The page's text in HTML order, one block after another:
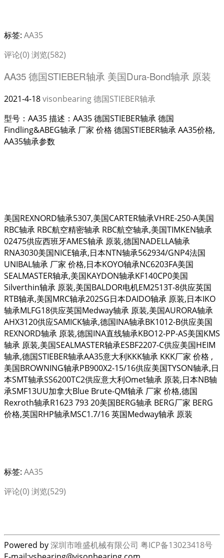
标签: AA35
评论(0) 浏览(582)
AA35 德国STIEBER轴承 美国Dura-Bond轴承 原装
2021-4-18visonbearing德国STIEBER轴承
型号：AA35 描述：AA35 德国STIEBER轴承 德国
Findling&ABEG轴承 厂家 价格 德国STIEBER轴承 AA35价格,
AA35轴承参数
美国REXNORD轴承5307,美国CARTER轴承VHRE-250-A美国
RBC轴承 RBC航空精密轴承 RBC航空轴承,美国TIMKEN轴承
02475供应西班牙AMES轴承 原装,德国NADELLA轴承
RNA3030美国NICE轴承,日本NTN轴承562934/GNP4法国
UNIBAL轴承 厂家 价格,日本KOYO轴承NC6203FA美国
SEALMASTER轴承,美国KAYDON轴承KF140CP0美国
Silverthin轴承 原装,美国BALDOR电机EM2513T-8供应英国
RTB轴承,美国MRC轴承202SG日本DAIDO轴承 原装,日本IKO
轴承MLFG18供应英国Medway轴承 原装,美国AURORA轴承
AHX3120供应SAMICK轴承,德国INA轴承BK1012-B供应美国
REXNORD轴承 原装,德国INA直线轴承KBO12-PP-AS美国KMS
轴承 原装,美国SEALMASTER轴承ESBF2207-C供应美国HEIM
轴承,德国STIEBER轴承AA35意大利KKK轴承 KKK厂家 价格 ,
美国BROWNING轴承PB900X2-15/16供应美国TYSON轴承,日
本SMT轴承SS6200TC2供应意大利Omet轴承 原装,日本NB轴
承SMF13UU加拿大Blue Brute-QM轴承 厂家 价格,德国
Rexroth轴承R1623 793 20美国BERG轴承 BERG厂家 BERG
价格,英国RHP轴承MSC1.7/16 英国Medway轴承 原装
标签: AA35
评论(0) 浏览(529)
Powered by深圳市唯盛机械有限公司 粤ICP备13023418号